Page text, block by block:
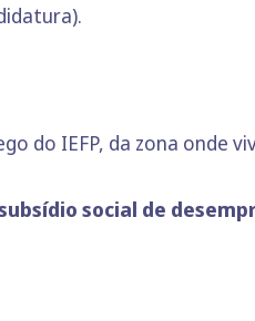
do IEFP, da zona onde
social de